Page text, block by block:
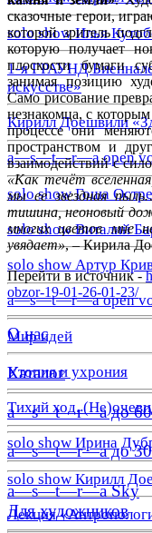
solo show Илья
1-я ГРАУНД
искусстве»
Кирилл Доешвили
a—s—t—r—a open
solo show Гоша
solo show Виталий
solo show Артур
a—s—t—r—a open
Мир идей
Утопия и ухрония
Тихий ход.
solo show Ирина
solo show Кирилл
Лекция
сказочные герои,
которой зритель
которую получает
плоскости бумаги
занимая позицию
Само рисование
незнакомца, с
процессе они
пространством и
взаимодействий с
«Как течёт
мы ее звездная
тишина, неоновый
многих цветов мне
увядает», – Кирила
Перейти в источник -
obzor-19-01-26-01-23/
О нас
Каталог
a—s—t—r—a до
a—s—t—r—a до
a—s—t—r—a Sky
Для художников